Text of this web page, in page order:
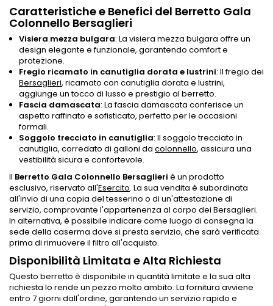
Caratteristiche e Benefici del Berretto Gala
Colonnello Bersaglieri
Visiera mezza bulgara: La visiera mezza bulgara offre un
design elegante e funzionale, garantendo comfort e
protezione.
Fregio ricamato in canutiglia dorata e lustrini: Il fregio dei
Bersaglieri, ricamato con canutiglia dorata e lustrini,
aggiunge un tocco di lusso e prestigio al berretto.
Fascia damascata: La fascia damascata conferisce un
aspetto raffinato e sofisticato, perfetto per le occasioni
formali.
Soggolo trecciato in canutiglia: Il soggolo trecciato in
canutiglia, corredato di galloni da colonnello, assicura una
vestibilità sicura e confortevole.
Il Berretto Gala Colonnello Bersaglieri è un prodotto
esclusivo, riservato all'Esercito. La sua vendita è subordinata
all'invio di una copia del tesserino o di un'attestazione di
servizio, comprovante l'appartenenza al corpo dei Bersaglieri.
In alternativa, è possibile indicare come luogo di consegna la
sede della caserma dove si presta servizio, che sarà verificata
prima di rimuovere il filtro all'acquisto.
Disponibilità Limitata e Alta Richiesta
Questo berretto è disponibile in quantità limitate e la sua alta
richiesta lo rende un pezzo molto ambito. La fornitura avviene
entro 7 giorni dall'ordine, garantendo un servizio rapido e